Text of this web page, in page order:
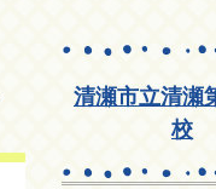
清瀬市立清瀬
校